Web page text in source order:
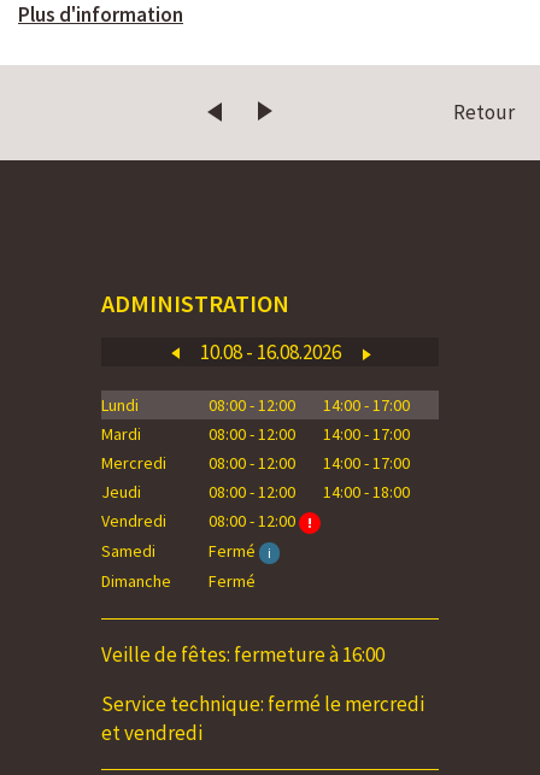
Plus d'information
Retour
ADMINISTRATION
10.08 - 16.08.2026
Lundi 08:00 - 12:00
14:00 - 17:00
Mardi
08:00 - 12:00
14:00 - 17:00
Mercredi
08:00 - 12:00
14:00 - 17:00
Jeudi
08:00 - 12:00
14:00 - 18:00
Vendredi
08:00 - 12:00 !
Samedi Fermé i
Dimanche Fermé
Veille de fêtes: fermeture à 16:00
Service technique: fermé le mercredi
et vendredi